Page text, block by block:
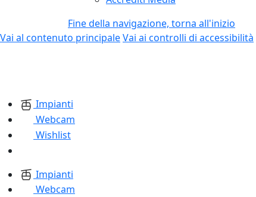
Fine della navigazione, torna all'inizio
Vai al contenuto principaleVai ai controlli di accessibilità
Impianti
Webcam
Wishlist
Impianti
Webcam